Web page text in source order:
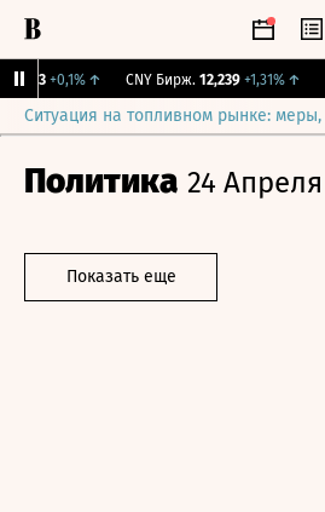
+0,1% ↑ CNY Бирж. 12,239 +1,31% ↑
Ситуация на топливном рынке: меры,
Политика 24 Апреля
Показать еще